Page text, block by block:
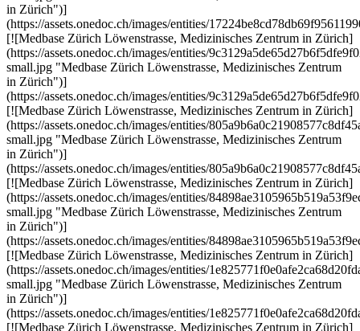
in Zürich")]
(https://assets.onedoc.ch/images/entities/
[![Medbase Zürich Löwenstrasse, Medizinisches Zentrum in Zürich]
(https://assets.onedoc.ch/images/entities/
small.jpg "Medbase Zürich Löwenstrasse, Medizinisches Zentrum
in Zürich")]
(https://assets.onedoc.ch/images/entities/
[![Medbase Zürich Löwenstrasse, Medizinisches Zentrum in Zürich]
(https://assets.onedoc.ch/images/entities/
small.jpg "Medbase Zürich Löwenstrasse, Medizinisches Zentrum
in Zürich")]
(https://assets.onedoc.ch/images/entities/
[![Medbase Zürich Löwenstrasse, Medizinisches Zentrum in Zürich]
(https://assets.onedoc.ch/images/entities/
small.jpg "Medbase Zürich Löwenstrasse, Medizinisches Zentrum
in Zürich")]
(https://assets.onedoc.ch/images/entities/
[![Medbase Zürich Löwenstrasse, Medizinisches Zentrum in Zürich]
(https://assets.onedoc.ch/images/entities/
small.jpg "Medbase Zürich Löwenstrasse, Medizinisches Zentrum
in Zürich")]
(https://assets.onedoc.ch/images/entities/
[![Medbase Zürich Löwenstrasse, Medizinisches Zentrum in Zürich]